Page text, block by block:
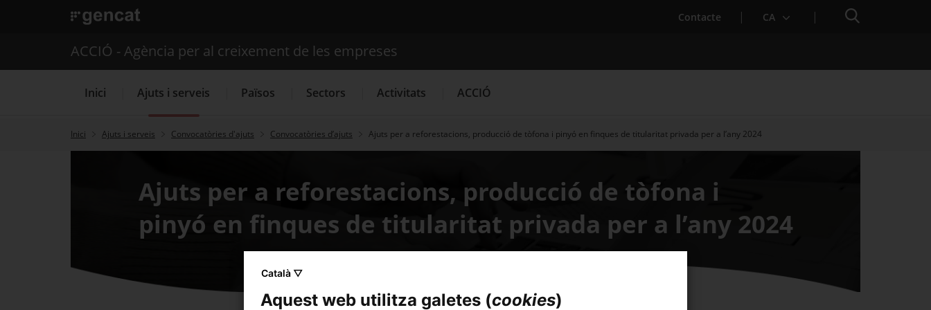
. Obre en una nova finestra. Contacte . Obre en una nova finestra.
CA Cercador
Cercador
ACCIÓ - Agència per al creixement de les empreses
Inici Ajuts i serveis Països Sectors Activitats ACCIÓ
Inici Ajuts i serveis Convocatòries d'ajuts Convocatòries d’ajuts Ajuts per a reforestacions, producció de tòfona i pinyó en finques de titularitat privada per a l’any 2024
Ajuts per a reforestacions, producció de tòfona i
pinyó en finques de titularitat privada per a l’any 2024
Català ▽
Aquest web utilitza galetes (cookies)